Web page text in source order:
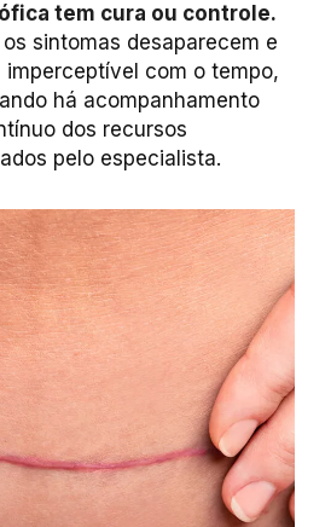
tem cura ou controle.
sintomas desaparecem e
com o tempo,
há acompanhamento
dos recursos
pelo especialista.